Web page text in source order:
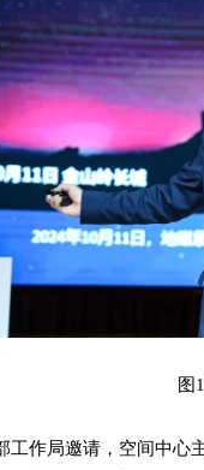
图
工作局邀请，空间中心